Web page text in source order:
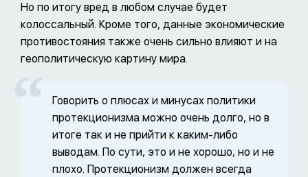
Но по итогу вред в любом случае будет
колоссальный. Кроме того, данные экономические
противостояния также очень сильно влияют и на
геополитическую картину мира.
Говорить о плюсах и минусах политики
протекционизма можно очень долго, но в
итоге так и не прийти к каким-либо
выводам. По сути, это и не хорошо, но и не
плохо. Протекционизм должен всегда